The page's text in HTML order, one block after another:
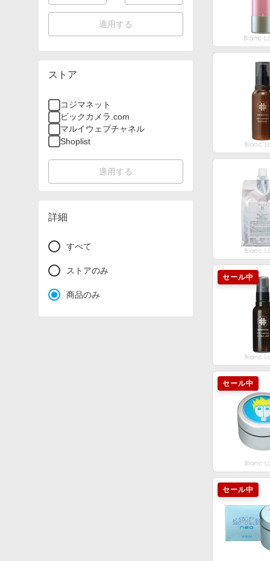
適用する
ストア
コジマネット
ビックカメラ.com
マルイウェブチャネル
Shoplist
適用する
詳細
すべて
ストアのみ
商品のみ
セール中
セール中
セール中